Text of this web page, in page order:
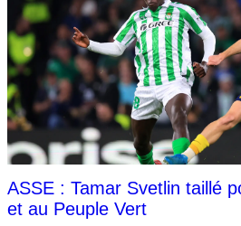
ASSE : Tamar Svetlin taillé
et au Peuple Vert